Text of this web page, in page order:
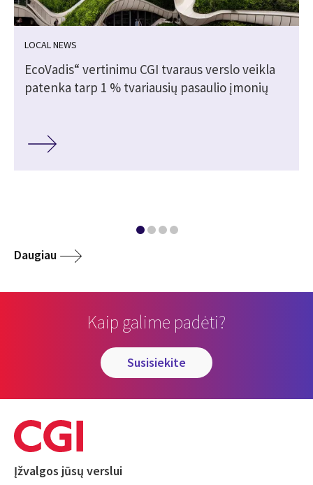
LOCAL NEWS
EcoVadis“ vertinimu CGI tvaraus verslo veikla
patenka tarp 1 % tvariausių pasaulio įmonių
Daugiau
Kaip galime padėti?
susisiekite
Įžvalgos jūsų verslui